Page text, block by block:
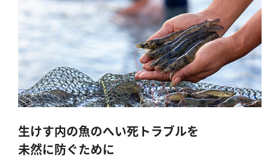
生けす内の魚のへい死トラブルを
未然に防ぐために
硫化物（硫化水素）
亜硫酸
硫酸
窒素
アンモニウム
亜硝酸
硝酸